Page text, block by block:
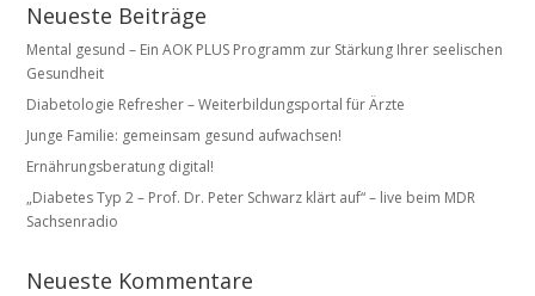
Neueste Beiträge
Mental gesund – Ein AOK PLUS Programm zur Stärkung Ihrer seelischen
Gesundheit
Diabetologie Refresher – Weiterbildungsportal für Ärzte
Junge Familie: gemeinsam gesund aufwachsen!
Ernährungsberatung digital!
„Diabetes Typ 2 – Prof. Dr. Peter Schwarz klärt auf“ – live beim MDR
Sachsenradio
Neueste Kommentare